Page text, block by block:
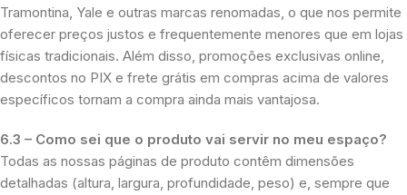
Tramontina, Yale e outras marcas renomadas, o que nos permite
oferecer preços justos e frequentemente menores que em lojas
físicas tradicionais. Além disso, promoções exclusivas online,
descontos no PIX e frete grátis em compras acima de valores
específicos tornam a compra ainda mais vantajosa.
6.3 – Como sei que o produto vai servir no meu espaço?
Todas as nossas páginas de produto contêm dimensões
detalhadas (altura, largura, profundidade, peso) e, sempre que